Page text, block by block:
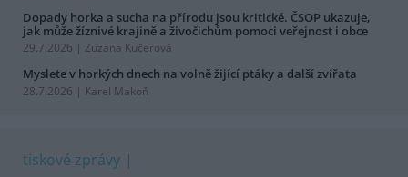
Dopady horka a sucha na přírodu jsou kritické. ČSOP ukazuje,
jak může žíznivé krajině a živočichům pomoci veřejnost i obce
29.7.2026 | Zuzana Kučerová
Myslete v horkých dnech na volně žijící ptáky a další zvířata
28.7.2026 | Karel Makoň
tiskové zprávy